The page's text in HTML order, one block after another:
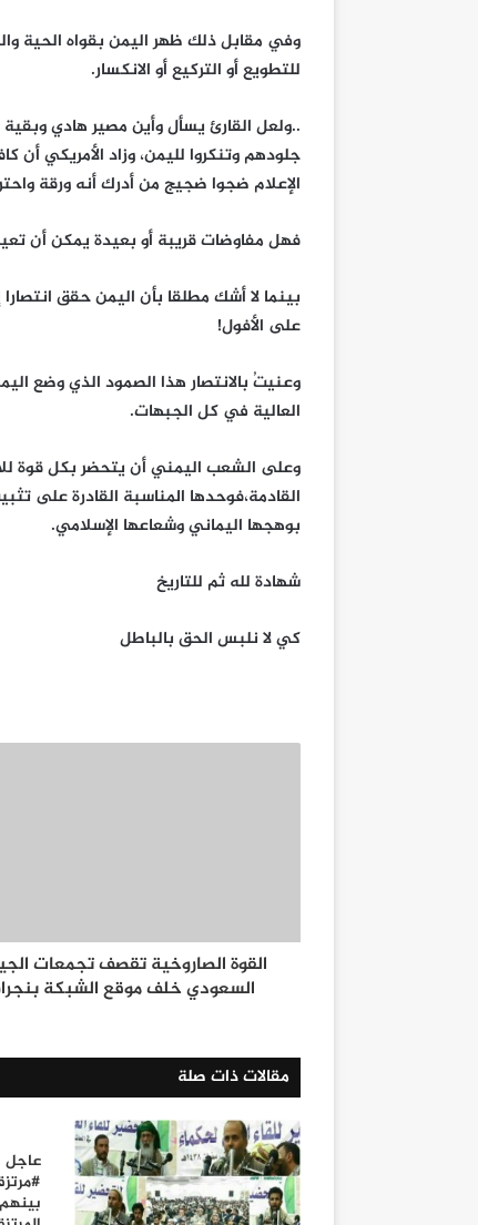
وفي مقابل ذلك ظهر اليمن بقواه الحية
للتطويع أو التركيع أو الانكسار.
..ولعل القارئ يسأل وأين مصير هادي
جلودهم وتنكروا لليمن، وزاد الأمريكي
الإعلام ضجوا ضجيج من أدرك أنه ورقة
فهل مفاوضات قريبة أو بعيدة يمكن أن
بينما لا أشك مطلقا بأن اليمن حقق
على الأفول!
وعنيتُ بالانتصار هذا الصمود الذي وضع
العالية في كل الجبهات.
وعلى الشعب اليمني أن يتحضر بكل قوة
بوهجها اليماني وشعاعها الإسلامي.
شهادة لله ثم للتاريخ
كي لا نلبس الحق بالباطل
القوة الصاروخية تقصف تجمعات
السعودي خلف موقع الشبكة
مقالات ذات صلة
عاجل